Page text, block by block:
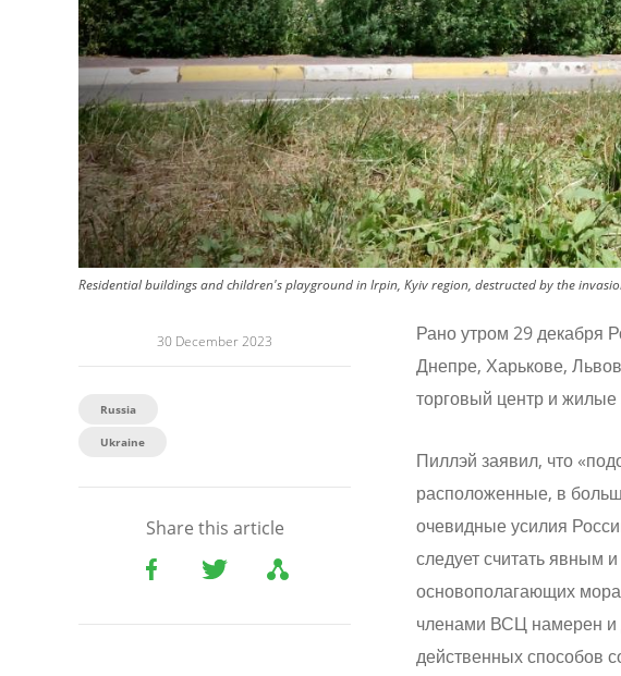
Residential buildings and children's playground in Irpin, Kyiv region, destructed by the
30 December 2023
Russia
Ukraine
Share this article
Рано утром 29 декабря
Днепре, Харькове,
торговый центр и жилые
Пиллэй заявил, что
расположенные, в
очевидные усилия
следует считать
основополагающих
членами ВСЦ намерен и
действенных способов